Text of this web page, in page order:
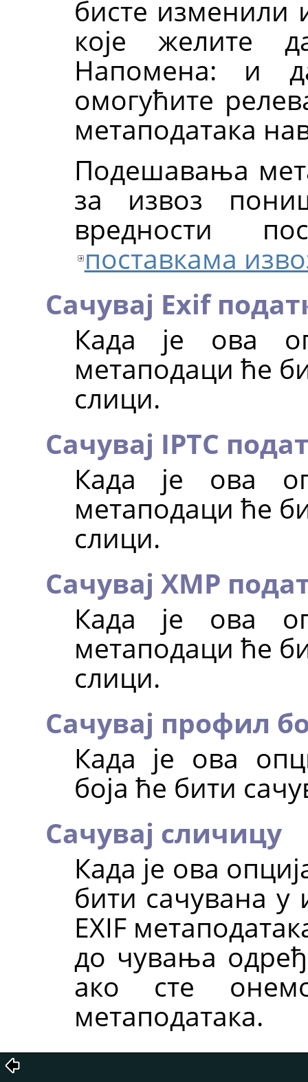
бисте изменили
које желите
Напомена: и
омогућите
метаподатака
Подешавања
за извоз
вредности
поставкама
Сачувај Exif
Када је ова
метаподаци ће
слици.
Сачувај IPTC
Када је ова
метаподаци ће
слици.
Сачувај XMP
Када је ова
метаподаци ће
слици.
Сачувај профил
Када је ова
боја ће бити
Сачувај сличицу
Када је ова
бити сачувана у
EXIF
до чувања
ако сте
метаподатака.